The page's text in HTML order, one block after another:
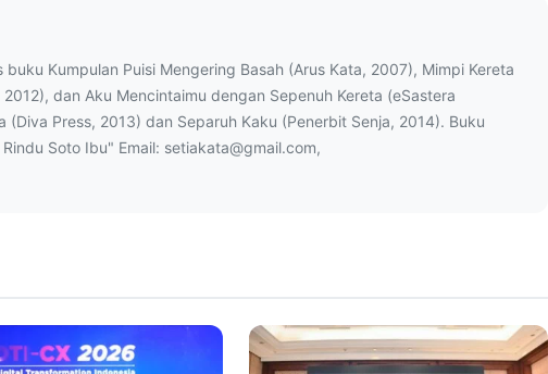
Kumpulan Puisi Mengering Basah (Arus Kata, 2007), Mimpi Kereta
dan Aku Mencintaimu dengan Sepenuh Kereta (eSastera
(Diva Press, 2013) dan Separuh Kaku (Penerbit Senja, 2014). Buku
Soto Ibu" Email: setiakata@gmail.com,